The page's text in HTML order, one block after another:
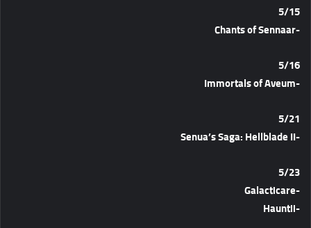
5/15
-Chants of Sennaar
5/16
-Immortals of Aveum
5/21
-Senua’s Saga: Hellblade II
5/23
-Galacticare
-Hauntii